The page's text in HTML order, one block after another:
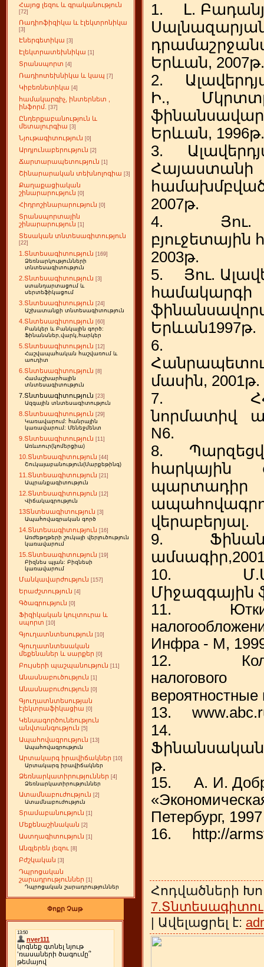
Հայոց լեզու և գրականություն
[72]
Ռադիոֆիզիկա և էլեկտրոնիկա
[3]
Էներգետիկա [3]
Էլեկտրատեխնիկա [1]
Տրանսպորտ [4]
Ռադիոտեխնիկա և կապ [7]
Կիբեռնետիկա [4]
համակարգիչ, ինտերնետ ,
ինֆորմ.
[37]
Ընդերքաբանություն և
մետալուրգիա [3]
Նյութագիտություն [0]
Արդյունաբերություն [2]
Ճարտարապետություն [1]
Շինարարական տեխնոլոգիա [3]
Քաղաքացիական
շինարարություն [0]
Հիդրոշինարարություն [0]
Տրանսպորտային
շինարարություն [1]
Տեսական տնտեսագիտություն
[22]
1.Տնտեսագիտություն [169]
Ձեռնարկությունների
տնտեսագիտություն
2.Տնտեսագիտություն [3]
ստանդարտացում և
սերտեֆիկացում
3.Տնտեսագիտություն [24]
Աշխատանքի տնտեսագիտություն
4.Տնտեսագիտություն [60]
Բանկեր և Բանկային գործ:
Ֆինանսներ,վարկ,հարկեր
5.Տնտեսագիտություն [12]
Հաշվապահական հաշվառում և
աուդիտ
6.Տնտեսագիտություն [8]
Համաշխարհային
տնտեսագիտություն
7.Տնտեսագիտություն [23]
Ազգային տնտեսագիտություն
8.Տնտեսագիտություն [29]
Կառավարում: հանրային
կառավարում: Մենեջմենտ
9.Տնտեսագիտություն [11]
Առևտուր(կոմերցիա)
10.Տնտեսագիտություն [44]
Շուկայաբանություն(Մարքեթինգ)
11.Տնտեսագիտություն [21]
Ապրանքագիտություն
12.Տնտեսագիտություն [12]
Վիճակագրություն
13Տնտեսագիտություն [3]
Ապահովագրական գործ
14.Տնտեսագիտություն [16]
Առժեթղթերի շուկայի վերլուծություն
կառավարում
15.Տնտեսագիտություն [19]
Բիզնես պլան: Բիզնեսի
կառավարում
Մանկավարժություն [157]
Երաժշտություն [4]
Գծագրություն [0]
Ֆիզիկական կուլտուրա և
սպորտ [10]
Գյուղատնտեսություն [10]
Գյուղատնտեսական
մեքենաներ և սարքեր [0]
Բույսերի պաշպանություն [11]
Անասնաբուծություն [1]
Անասնաբուժություն [0]
Գյուղատնտեսության
էլեկտրաֆիկացիա [0]
Կենսագործունեություն
անվտանգություն [5]
Ապահովագրություն [13]
Ապահովագրություն
Արտակարգ իրավիճակներ [10]
Արտակարգ իրավիճակներ
Ձեռնարկատիրություններ [4]
Ձեռնարկատիրություններ
Ատամնաբուժություն [2]
Ատամնաբուժություն
Տրամաբանություն [1]
Մեքենաշինական [2]
Աստղագիտություն [1]
Անգլերեն լեզու [8]
Բժշկական [3]
Դպրոցական
շարադրություններ [1]
Դպրոցական շարադրություններ
Փոքր Չաթ
1. Լ.
Երևան, 2007թ.
2.
Ի.,
Երևան, 1996թ.
3.
Հայաստանի
2007թ.
4. Յու.
2003թ.
5. Յու.
Երևան1997թ.
6.
մասին, 2001թ.
7. ՀՀ
նորմատիվ
N6.
8.
հարկային
վերաբերյալ.
9.
10.
Միջազգային
11.
Инфра - М,
12.
вероятностные
13.
14.
Ֆինանսական
թ.
15. А. И.
Петербург, 1997
16. http://
Հոդվածների
| Ավելացրել է: